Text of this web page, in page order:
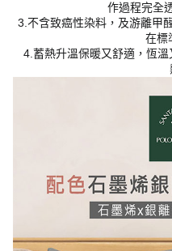
作過程完全
3.不含致癌性染料，及游離甲
在標
4.蓄熱升溫保暖又舒適，恆